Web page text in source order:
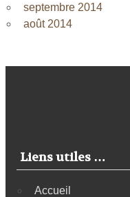
septembre 2014
août 2014
Liens utiles …
Accueil